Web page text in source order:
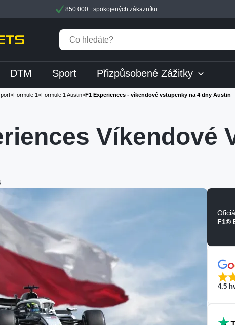
850 000+ spokojených zákazníků
DTM Sport Přizpůsobené Zážitky
»Formule 1»Formule 1 Austin»F1 Experiences - víkendové vstupenky na 4 dny Austin
Víkendové
F1®
4.5